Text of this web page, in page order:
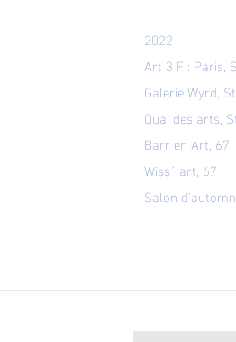
2022
Art 3 F : Paris,
Galerie Wyrd,
Quai des arts,
Barr en Art, 67
Wiss´ art, 67
Salon